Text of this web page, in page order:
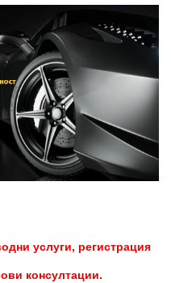
услуги, регистрация
консултации.